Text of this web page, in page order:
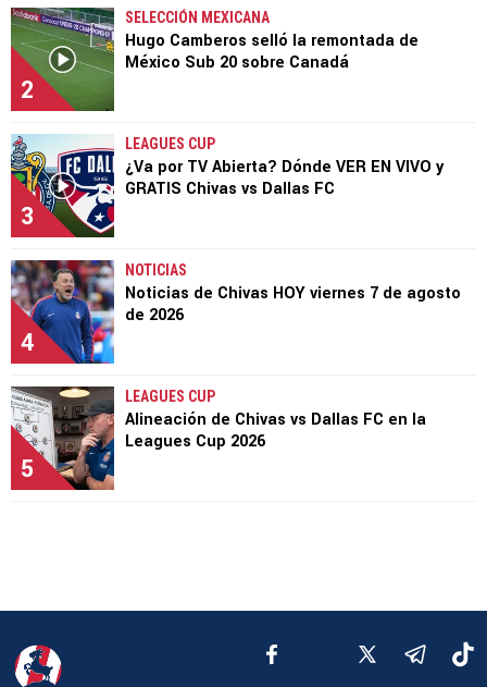
2
SELECCIÓN MEXICANA
Hugo Camberos selló la remontada de
México Sub 20 sobre Canadá
3
LEAGUES CUP
¿Va por TV Abierta? Dónde VER EN VIVO y
GRATIS Chivas vs Dallas FC
4
NOTICIAS
Noticias de Chivas HOY viernes 7 de agosto
de 2026
5
LEAGUES CUP
Alineación de Chivas vs Dallas FC en la
Leagues Cup 2026